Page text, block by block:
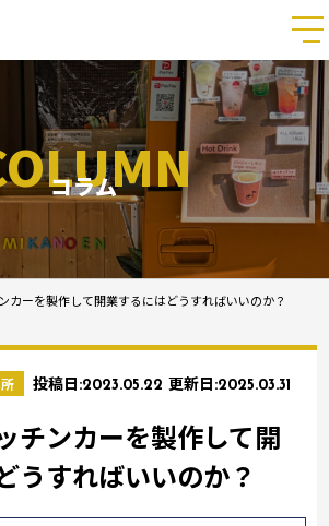
コラム
カーを製作して開業するにはどうすればいいのか？
投稿日:2023.05.22 更新日:2025.03.31
チンカーを製作して開
うすればいいのか？